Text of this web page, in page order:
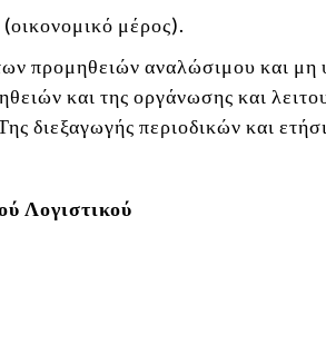
μέρος).
προμηθειών αναλώσιμου και μη
και της οργάνωσης και
διεξαγωγής περιοδικών και
Λογιστικού